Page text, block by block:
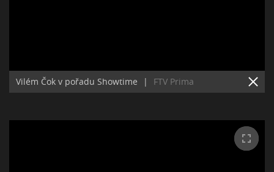
Vilém Čok v pořadu Showtime | FTV Prima